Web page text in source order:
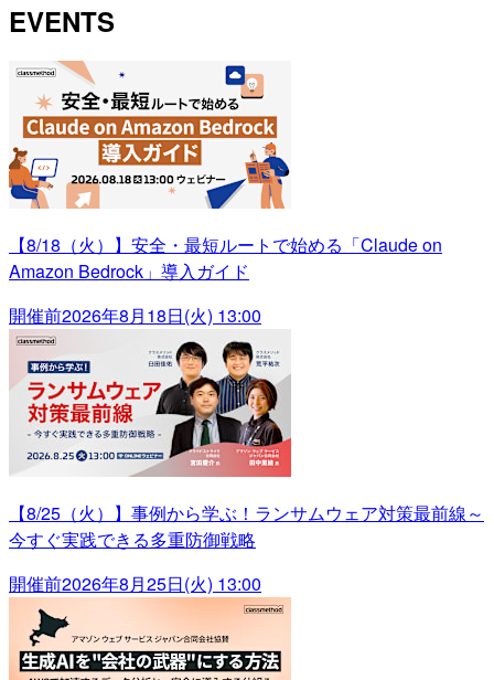
EVENTS
【8/18（火）】安全・最短ルートで始める「Claude on
Amazon Bedrock」導入ガイド
開催前2026年8月18日(火) 13:00
【8/25（火）】事例から学ぶ！ランサムウェア対策最前線～
今すぐ実践できる多重防御戦略
開催前2026年8月25日(火) 13:00